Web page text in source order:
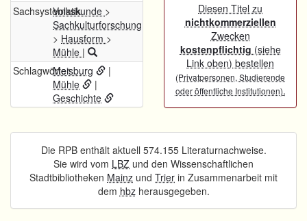
Sachsystematik
Volkskunde >
Sachkulturforschung
> Hausform >
Mühle |
SchlagwörterMeisburg
|
Mühle
|
Geschichte
Diesen Titel zu
nichtkommerziellen
Zwecken
kostenpflichtig (siehe
Link oben) bestellen
(Privatpersonen, Studierende
oder öffentliche Institutionen).
Die RPB enthält aktuell 574.155 Literaturnachweise.
Sie wird vom LBZ und den Wissenschaftlichen
Stadtbibliotheken Mainz und Trier in Zusammenarbeit mit
dem hbzherausgegeben.